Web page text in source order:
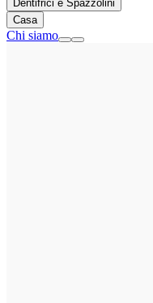
Dentifrici e Spazzolini
Casa
Chi siamo